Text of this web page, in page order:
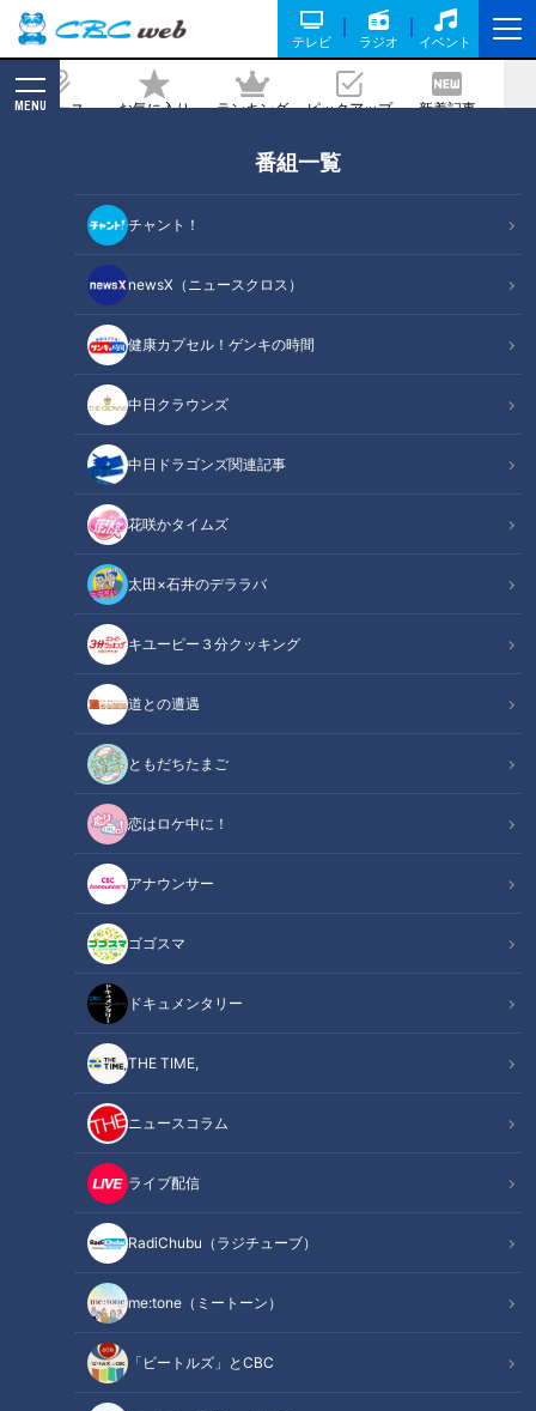
テレビ ラジオ イベント
ニュース お気に入り ランキング ピックアップ 新着記事
MENU
番組一覧
チャント！
newsX（ニュースクロス）
健康カプセル！ゲンキの時間
中日クラウンズ
中日ドラゴンズ関連記事
花咲かタイムズ
太田×石井のデララバ
キユーピー３分クッキング
道との遭遇
ともだちたまご
恋はロケ中に！
アナウンサー
ゴゴスマ
ドキュメンタリー
THE TIME,
ニュースコラム
ライブ配信
RadiChubu（ラジチューブ）
me:tone（ミートーン）
「ビートルズ」とCBC
たび”を初体験！
2022/09/28 19:00
チャント！
「よしお兄さんのもっと“みえ”推し！」動画
「みえのＶＲたび」は、『Virtual Reality（仮想現実）』を活
用したオンライン体験型ツアー。現地に行けなくても自宅など
好きな場所で旅行気分を楽しむことができます。
水族館に設置された360度カメラで、海にすむ生き物たちを見
てみると…。
イチ推し！フォト
そのほかの推しフォト